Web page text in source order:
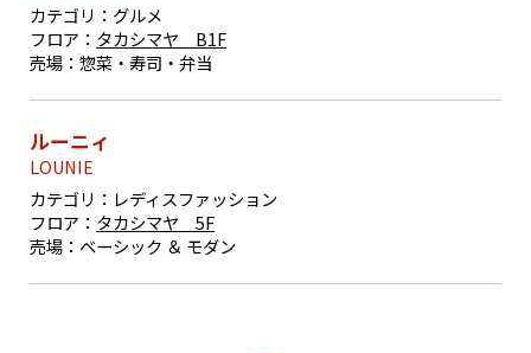
カテゴリ： グルメ
フロア： タカシマヤ B1F
売場：惣菜・寿司・弁当
ルーニィ
LOUNIE
カテゴリ： レディスファッション
フロア： タカシマヤ 5F
売場： ベーシック ＆ モダン